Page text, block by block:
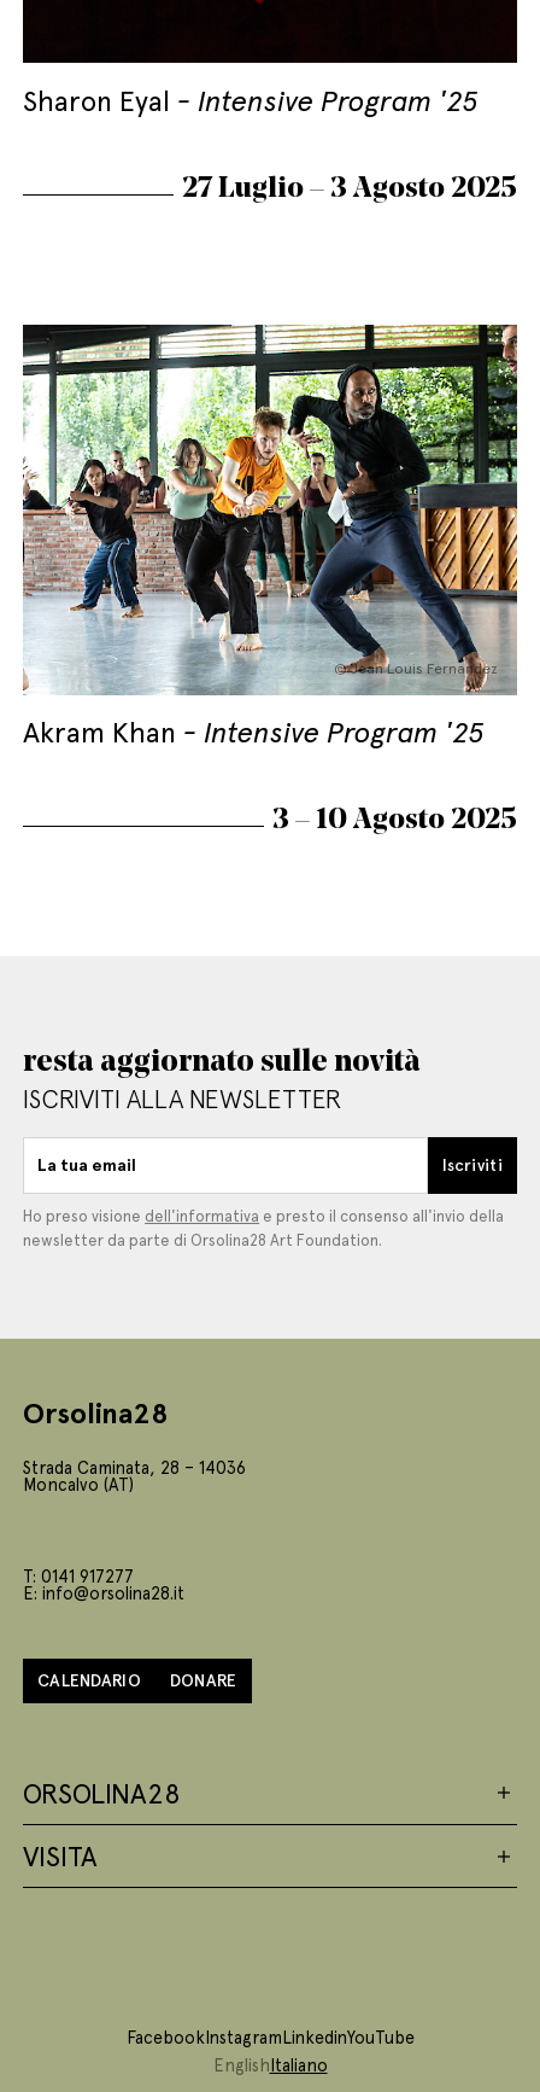
Sharon Eyal Intensive Program '25
27 Luglio – 3 Agosto 2025
© Jean Louis Fernandez
Akram Khan Intensive Program '25
3 – 10 Agosto 2025
resta aggiornato sulle novità
ISCRIVITI ALLA NEWSLETTER
La tua email Iscriviti
Ho preso visione dell'informativa e presto il consenso all'invio della
newsletter da parte di Orsolina28 Art Foundation.
Orsolina28
Strada Caminata, 28 – 14036
Moncalvo (AT)
T: 0141 917277
E: info@orsolina28.it
CALENDARIO DONARE
ORSOLINA28
VISITA
FacebookInstagramLinkedinYouTube
EnglishItaliano